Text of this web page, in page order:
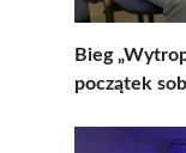
Bieg
początek